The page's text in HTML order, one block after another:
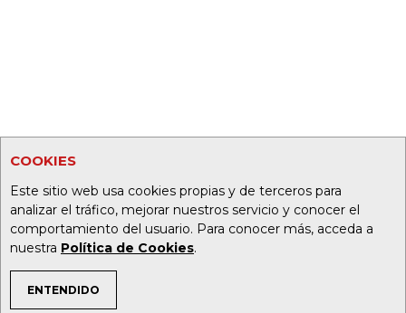
COOKIES
Este sitio web usa cookies propias y de terceros para
analizar el tráfico, mejorar nuestros servicio y conocer el
comportamiento del usuario. Para conocer más, acceda a
nuestra Política de Cookies.
ENTENDIDO
TEMAS DE INTERÉS